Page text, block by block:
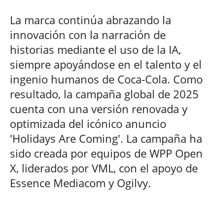
La marca continúa abrazando la
innovación con la narración de
historias mediante el uso de la IA,
siempre apoyándose en el talento y el
ingenio humanos de Coca-Cola. Como
resultado, la campaña global de 2025
cuenta con una versión renovada y
optimizada del icónico anuncio
'Holidays Are Coming'. La campaña ha
sido creada por equipos de WPP Open
X, liderados por VML, con el apoyo de
Essence Mediacom y Ogilvy.